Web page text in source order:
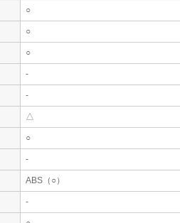
○
○
○
-
-
△
○
-
ABS（○）
-